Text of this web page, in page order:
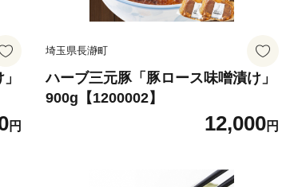
円
埼玉県長瀞町
ハーブ三元豚「豚ロース味噌漬け」
900g【1200002】
12,000円